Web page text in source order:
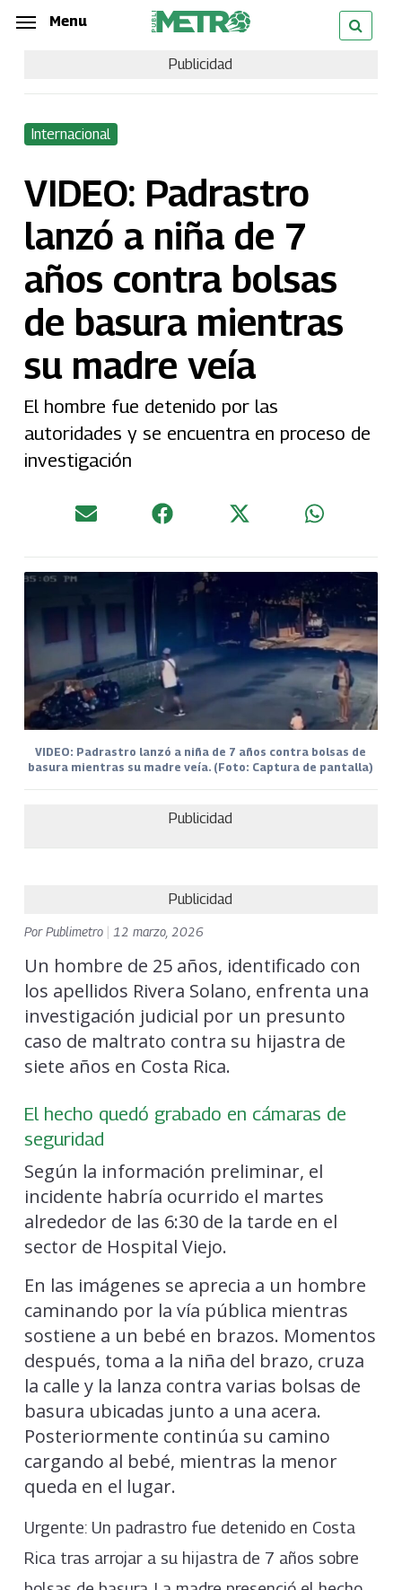
Skip
content
Menu
Publicidad
Internacional
VIDEO: Padrastro
lanzó a niña de 7
años contra bolsas
de basura mientras
su madre veía
El hombre fue detenido por las
autoridades y se encuentra en proceso de
investigación
VIDEO: Padrastro lanzó a niña de 7 años contra bolsas de
basura mientras su madre veía. (Foto: Captura de pantalla)
Publicidad
Publicidad
PorPublimetro 12 marzo, 2026
Un hombre de 25 años, identificado con
los apellidos Rivera Solano, enfrenta una
investigación judicial por un presunto
caso de maltrato contra su hijastra de
siete años en Costa Rica.
El hecho quedó grabado en cámaras de
seguridad
Según la información preliminar, el
incidente habría ocurrido el martes
alrededor de las 6:30 de la tarde en el
sector de Hospital Viejo.
En las imágenes se aprecia a un hombre
caminando por la vía pública mientras
sostiene a un bebé en brazos. Momentos
después, toma a la niña del brazo, cruza
la calle y la lanza contra varias bolsas de
basura ubicadas junto a una acera.
Posteriormente continúa su camino
cargando al bebé, mientras la menor
queda en el lugar.
Urgente: Un padrastro fue detenido en Costa
Rica tras arrojar a su hijastra de 7 años sobre
Menu